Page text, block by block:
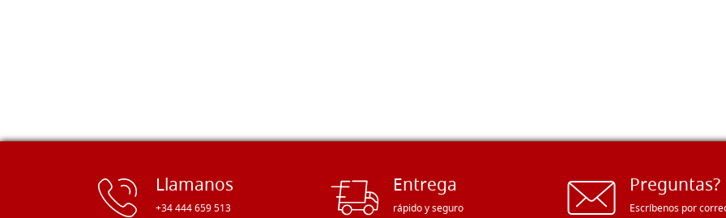
Llamanos
+34 444 659 513
Entrega
rápido y seguro
Preguntas?
Escríbenos por